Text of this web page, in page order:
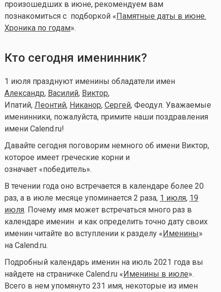
произошедших в июне, рекомендуем вам
познакомиться с подборкой «Памятные даты в июне.
Хроника по годам».
Кто сегодня именинник?
1 июля празднуют именины обладатели имен
Александр, Василий, Виктор,
Ипатий, Леонтий, Никанор, Сергей, Феодул. Уважаемые
именинники, пожалуйста, примите наши поздравления
имени Calend.ru!
Давайте сегодня поговорим немного об имени Виктор,
которое имеет греческие корни и
означает «победитель».
В течении года оно встречается в календаре более 20
раз, а в июле месяце упоминается 2 раза, 1 июля, 19
июля. Почему имя может встречаться много раз в
календаре именин и как определить точно дату своих
именин читайте во вступлении к разделу «Именины»
на Calend.ru.
Подробный календарь именин на июль 2021 года вы
найдете на страничке Calend.ru «Именины в июле».
Всего в нем упомянуто 231 имя, некоторые из имен